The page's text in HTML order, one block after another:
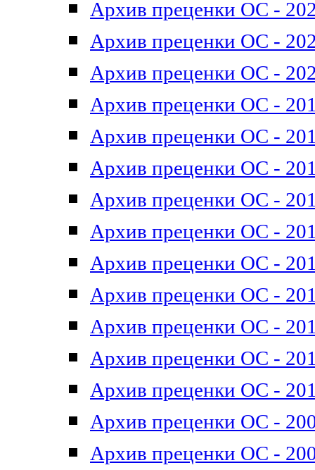
Архив преценки ОС -
Архив преценки ОС -
Архив преценки ОС -
Архив преценки ОС -
Архив преценки ОС -
Архив преценки ОС -
Архив преценки ОС -
Архив преценки ОС -
Архив преценки ОС -
Архив преценки ОС -
Архив преценки ОС -
Архив преценки ОС -
Архив преценки ОС -
Архив преценки ОС -
Архив преценки ОС -